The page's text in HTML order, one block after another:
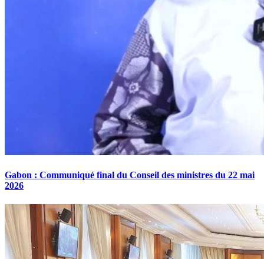
Gabon : Communiqué final du Conseil des ministres du 22 mai
2026